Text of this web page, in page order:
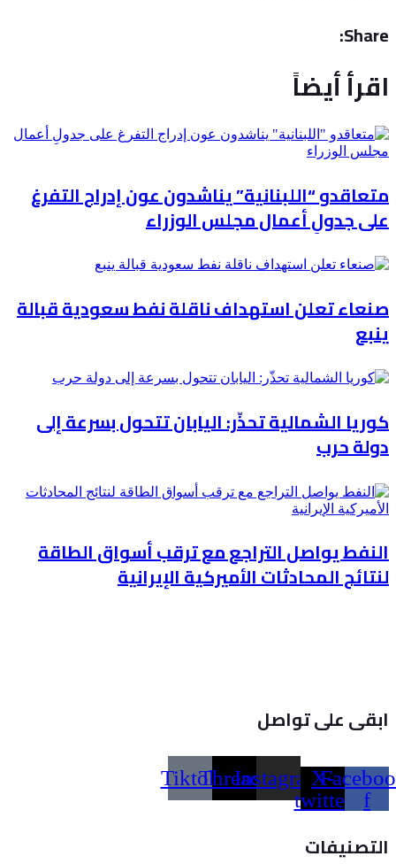
Share:
اقرأ أيضاً
متعاقدو “اللبنانية” يناشدون عون إدراج التفرغ
على جدولِ أعمال مجلس الوزراء
صنعاء تعلن استهداف ناقلة نفط سعودية قبالة
ينبع
كوريا الشمالية تحذّر: اليابان تتحول بسرعة إلى
دولة حرب
النفط يواصل التراجع مع ترقب أسواق الطاقة
لنتائج المحادثات الأميركية الإيرانية
ابقى على تواصل
f
X-
twitter
Instagram
Threads
Tiktok
التصنيفات